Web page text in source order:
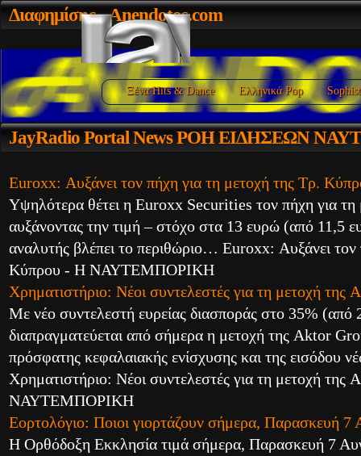
Ξένα Hits & Dance Ελληνικά Pop
Διαφημίσης- Anendotos.com
JayRadioPortal News ΡΟΗ ΕΙΔΗΣΕΩΝ
Euroxx: Αυξάνει τον πήχη για τη μετοχή της Τρ.
Υψηλότερα θέτει η Eurοxx Securities τον πήχη για
αυξάνοντας την τιμή – στόχο στα 13 ευρώ (από 11,5
αναλυτής βλέπει το περιθώριο… Euroxx: Αυξάνει τον
Κύπρου - Η ΝΑΥΤΕΜΠΟΡΙΚΗ
Χρηματιστήριο: Νέοι συντελεστές για τη μετοχή της
Με νέο συντελεστή ευρείας διασποράς στο 35%
διαπραγματεύεται από σήμερα η μετοχή της Aktor
πρόσφατης κεφαλαιακής ενίσχυσης και της εισόδου
Χρηματιστήριο: Νέοι συντελεστές για τη μετοχή
ΝΑΥΤΕΜΠΟΡΙΚΗ
Εορτολόγιο: Ποιοι γιορτάζουν σήμερα, Παρασκευή
Η Ορθόδοξη Εκκλησία τιμά σήμερα, Παρασκευή 7